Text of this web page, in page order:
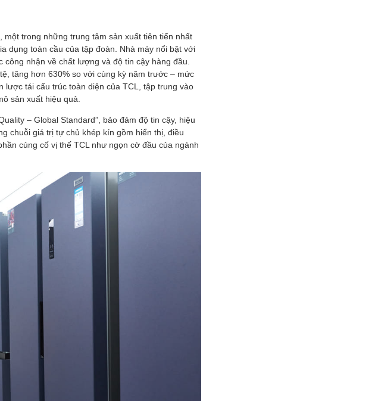
trong những trung tâm sản xuất tiên tiến nhất
dụng toàn cầu của tập đoàn. Nhà máy nổi bật với
nhận về chất lượng và độ tin cậy hàng đầu.
tăng hơn 630% so với cùng kỳ năm trước – mức
lược tái cấu trúc toàn diện của TCL, tập trung vào
sản xuất hiệu quả.
– Global Standard”, bảo đảm độ tin cậy, hiệu
chuỗi giá trị tự chủ khép kín gồm hiển thị, điều
củng cố vị thế TCL như ngọn cờ đầu của ngành